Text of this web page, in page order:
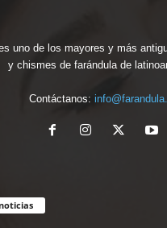
uno de los mayores y más
y chismes de farándula de
Contáctanos: